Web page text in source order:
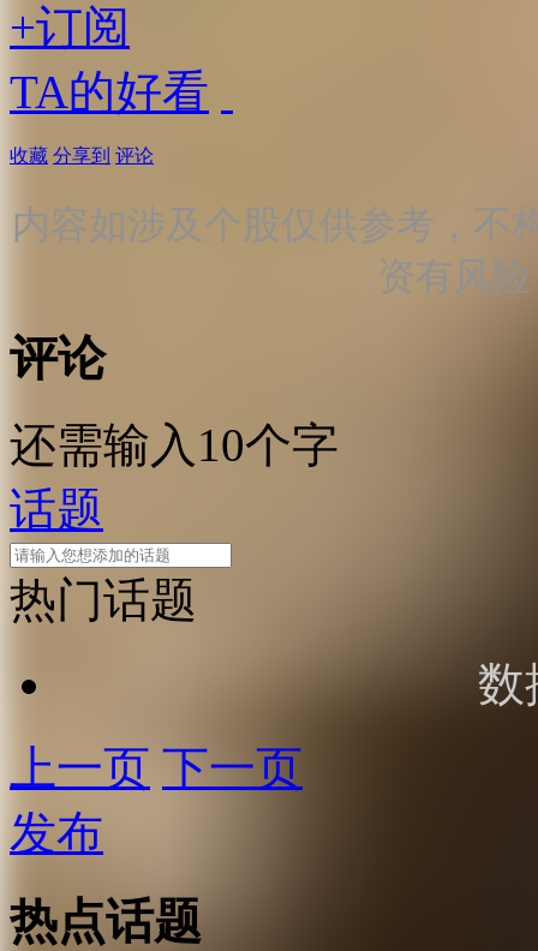
+订阅
TA的好看
收藏 分享到 评论
内容如涉及个股仅供参考，不
资有风
评论
还需输入10个字
话题
热门话题
数
上一页 下一页
发布
热点话题